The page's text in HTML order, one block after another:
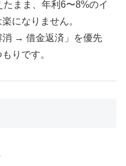
まま、年利6〜8%のイ
になりません。
消 → 借金返済」を優先
りです。